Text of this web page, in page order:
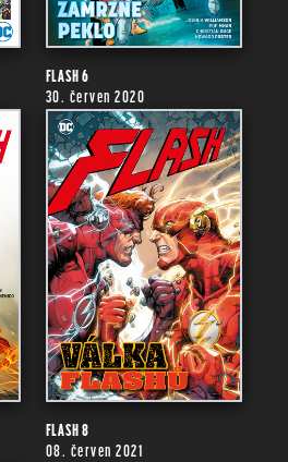
FLASH 6
30. červen 2020
FLASH 8
08. červen 2021